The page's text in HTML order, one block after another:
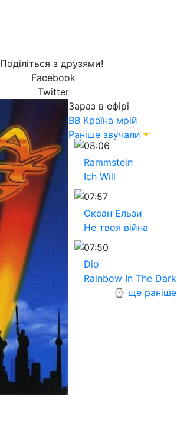
Поділіться з друзями!
Facebook
Twitter
Зараз в ефірі
ВВ Країна мрій
Раніше звучали
08:06
Rammstein
Ich Will
07:57
Океан Ельзи
Не твоя війна
07:50
Dio
Rainbow In The Dark
⌚ ще раніше